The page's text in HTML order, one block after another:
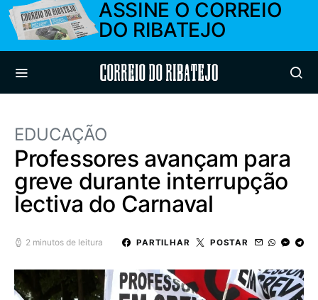
ASSINE O CORREIO
DO RIBATEJO
Correio do Ribatejo
EDUCAÇÃO
Professores avançam para
greve durante interrupção
lectiva do Carnaval
2 minutos de leitura PARTILHAR POSTAR